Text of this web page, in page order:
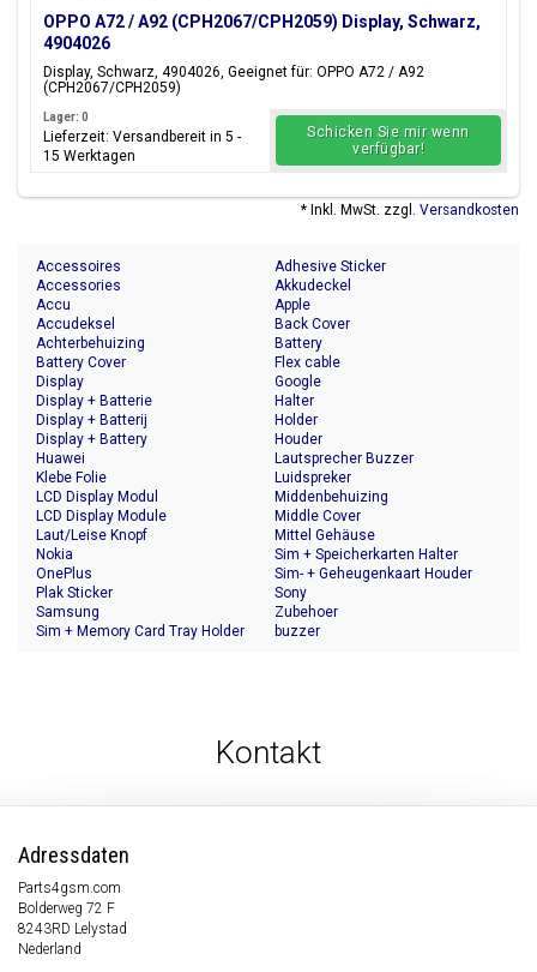
OPPO A72 / A92 (CPH2067/CPH2059) Display, Schwarz,
4904026
Display, Schwarz, 4904026, Geeignet für: OPPO A72 / A92
(CPH2067/CPH2059)
Lager: 0
Lieferzeit: Versandbereit in 5 -
15 Werktagen
Schicken Sie mir wenn
verfügbar!
* Inkl. MwSt. zzgl. Versandkosten
Accessoires
Accessories
Accu
Accudeksel
Achterbehuizing
Adhesive Sticker
Akkudeckel
Apple
Back Cover
Battery
Battery Cover
Display
Display + Batterie
Display + Batterij
Display + Battery
Flex cable
Google
Halter
Holder
Houder
Huawei
Klebe Folie
LCD Display Modul
LCD Display Module
Laut/Leise Knopf
Lautsprecher Buzzer
Luidspreker
Middenbehuizing
Middle Cover
Mittel Gehäuse
Nokia
OnePlus
Plak Sticker
Samsung
Sim + Memory Card Tray Holder
Sim + Speicherkarten Halter
Sim- + Geheugenkaart Houder
Sony
Zubehoer
buzzer
Kontakt
Adressdaten
Parts4gsm.com
Bolderweg 72 F
8243RD Lelystad
Nederland